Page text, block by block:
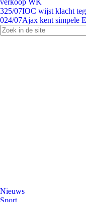
verkoop WK
325/07IOC wijst klacht
024/07Ajax kent simpele
Nieuws
Sport